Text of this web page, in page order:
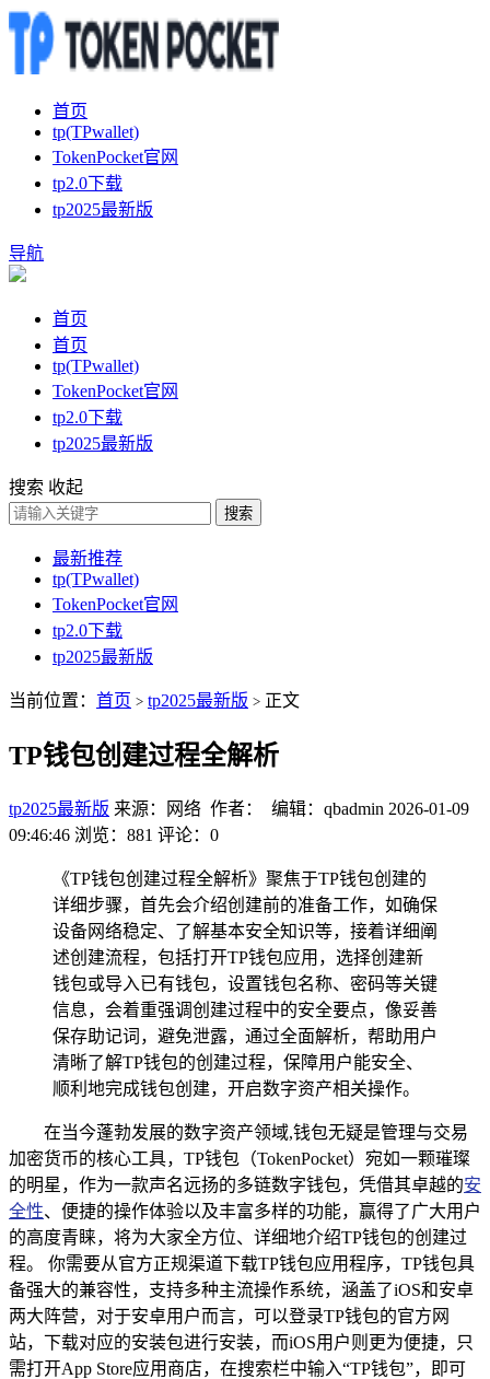
首页
tp(TPwallet)
TokenPocket官网
tp2.0下载
tp2025最新版
导航
首页
首页
tp(TPwallet)
TokenPocket官网
tp2.0下载
tp2025最新版
搜索 收起
搜索
最新推荐
tp(TPwallet)
TokenPocket官网
tp2.0下载
tp2025最新版
当前位置： 首页 > tp2025最新版 > 正文
TP钱包创建过程全解析
tp2025最新版 来源：网络 作者： 编辑：qbadmin 2026-01-09
09:46:46 浏览：881 评论：0
《TP钱包创建过程全解析》聚焦于TP钱包创建的
详细步骤，首先会介绍创建前的准备工作，如确保
设备网络稳定、了解基本安全知识等，接着详细阐
述创建流程，包括打开TP钱包应用，选择创建新
钱包或导入已有钱包，设置钱包名称、密码等关键
信息，会着重强调创建过程中的安全要点，像妥善
保存助记词，避免泄露，通过全面解析，帮助用户
清晰了解TP钱包的创建过程，保障用户能安全、
顺利地完成钱包创建，开启数字资产相关操作。
在当今蓬勃发展的数字资产领域,钱包无疑是管理与交易
加密货币的核心工具，TP钱包（TokenPocket）宛如一颗璀璨
的明星，作为一款声名远扬的多链数字钱包，凭借其卓越的安
全性、便捷的操作体验以及丰富多样的功能，赢得了广大用户
的高度青睐，将为大家全方位、详细地介绍TP钱包的创建过
程。 你需要从官方正规渠道下载TP钱包应用程序，TP钱包具
备强大的兼容性，支持多种主流操作系统，涵盖了iOS和安卓
两大阵营，对于安卓用户而言，可以登录TP钱包的官方网
站，下载对应的安装包进行安装，而iOS用户则更为便捷，只
需打开App Store应用商店，在搜索栏中输入“TP钱包”，即可